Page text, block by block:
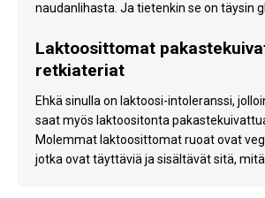
naudanlihasta. Ja tietenkin se on täysin
Laktoosittomat
retkiateriat
Ehkä sinulla on laktoosi-intoleranssi,
saat myös laktoositonta
Molemmat laktoosittomat ruoat ovat
jotka ovat täyttäviä ja sisältävät sitä,